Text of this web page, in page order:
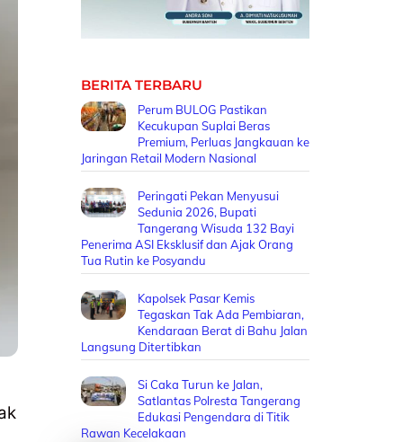
BERITA TERBARU
Perum BULOG Pastikan
Kecukupan Suplai Beras
Premium, Perluas Jangkauan ke
Jaringan Retail Modern Nasional
Peringati Pekan Menyusui
Sedunia 2026, Bupati
Tangerang Wisuda 132 Bayi
Penerima ASI Eksklusif dan Ajak Orang
Tua Rutin ke Posyandu
Kapolsek Pasar Kemis
Tegaskan Tak Ada Pembiaran,
Kendaraan Berat di Bahu Jalan
Langsung Ditertibkan
Si Caka Turun ke Jalan,
Satlantas Polresta Tangerang
Edukasi Pengendara di Titik
Rawan Kecelakaan